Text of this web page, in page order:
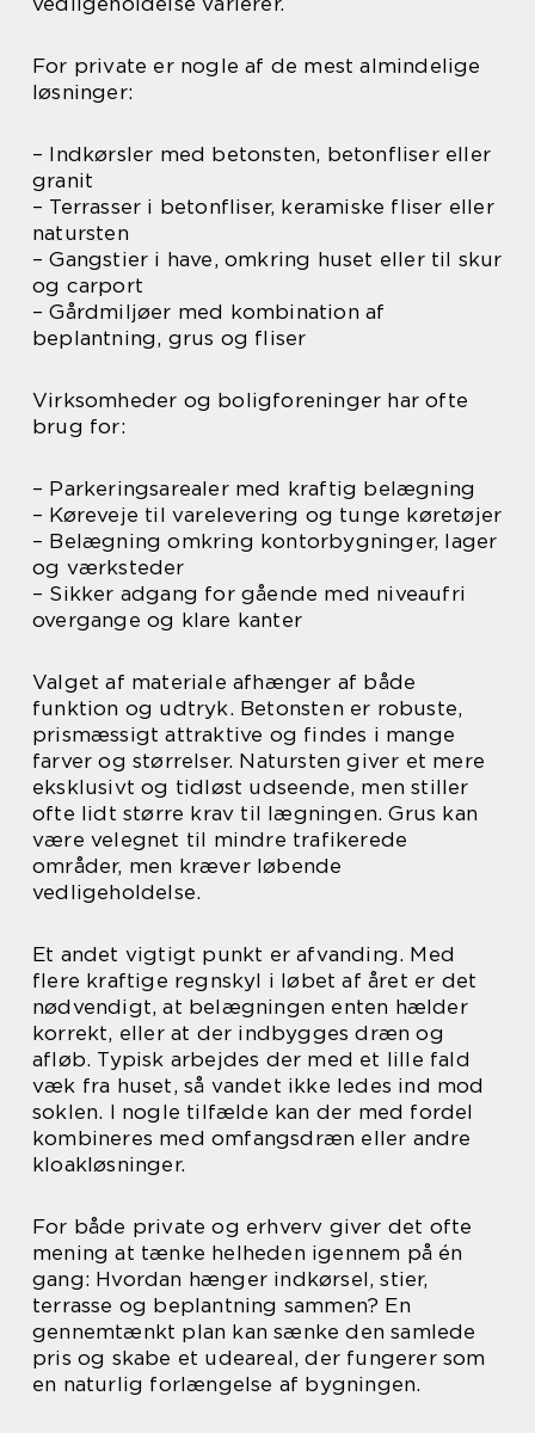
For private er nogle af de mest almindelige
løsninger:
– Indkørsler med betonsten, betonfliser eller
granit
– Terrasser i betonfliser, keramiske fliser eller
natursten
– Gangstier i have, omkring huset eller til skur
og carport
– Gårdmiljøer med kombination af
beplantning, grus og fliser
Virksomheder og boligforeninger har ofte
brug for:
– Parkeringsarealer med kraftig belægning
– Køreveje til varelevering og tunge køretøjer
– Belægning omkring kontorbygninger, lager
og værksteder
– Sikker adgang for gående med niveaufri
overgange og klare kanter
Valget af materiale afhænger af både
funktion og udtryk. Betonsten er robuste,
prismæssigt attraktive og findes i mange
farver og størrelser. Natursten giver et mere
eksklusivt og tidløst udseende, men stiller
ofte lidt større krav til lægningen. Grus kan
være velegnet til mindre trafikerede
områder, men kræver løbende
vedligeholdelse.
Et andet vigtigt punkt er afvanding. Med
flere kraftige regnskyl i løbet af året er det
nødvendigt, at belægningen enten hælder
korrekt, eller at der indbygges dræn og
afløb. Typisk arbejdes der med et lille fald
væk fra huset, så vandet ikke ledes ind mod
soklen. I nogle tilfælde kan der med fordel
kombineres med omfangsdræn eller andre
kloakløsninger.
For både private og erhverv giver det ofte
mening at tænke helheden igennem på én
gang: Hvordan hænger indkørsel, stier,
terrasse og beplantning sammen? En
gennemtænkt plan kan sænke den samlede
pris og skabe et udeareal, der fungerer som
en naturlig forlængelse af bygningen.